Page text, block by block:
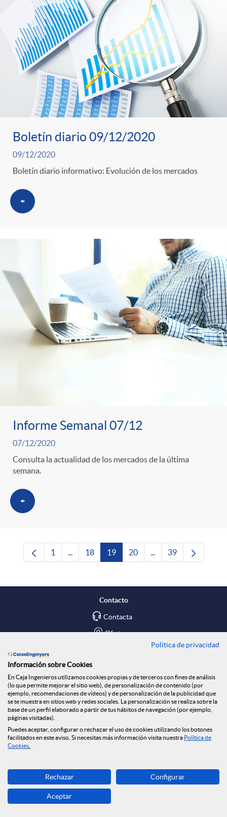
Boletín diario 09/12/2020
09/12/2020
Boletín diario informativo: Evolución de los mercados
+
Informe Semanal 07/12
07/12/2020
Consulta la actualidad de los mercados de la última
semana.
+
Página
1 ...Páginas intermedias Use TAB para
Página
18 Página
19 Página
20 ...Páginas intermedias
Página
39
Contacto
Contacta
Oficinas
Blog
Social
Tablón de anuncios
Seguridad Online
Descarga ahora
Banca MOBILE
© Caja Ingenieros 2026
Política de privacidad
Información sobre Cookies
En Caja Ingenieros utilizamos cookies propias y de terceros con fines de análisis
(lo que permite mejorar el sitio web), de personalización de contenido (por
ejemplo, recomendaciones de vídeos) y de personalización de la publicidad que
se te muestra en sitios web y redes sociales. La personalización se realiza sobre la
base de un perfil elaborado a partir de tus hábitos de navegación (por ejemplo,
páginas visitadas).
Puedes aceptar, configurar o rechazar el uso de cookies utilizando los botones
facilitados en este aviso. Si necesitas más información visita nuestra Política de
Cookies
Rechazar Configurar
Aceptar